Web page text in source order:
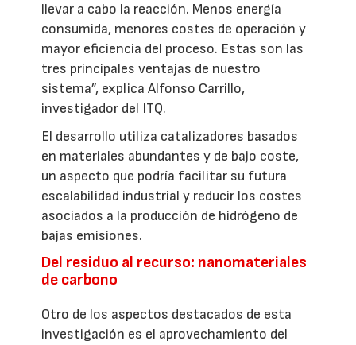
llevar a cabo la reacción. Menos energía
consumida, menores costes de operación y
mayor eficiencia del proceso. Estas son las
tres principales ventajas de nuestro
sistema”, explica Alfonso Carrillo,
investigador del ITQ.
El desarrollo utiliza catalizadores basados
en materiales abundantes y de bajo coste,
un aspecto que podría facilitar su futura
escalabilidad industrial y reducir los costes
asociados a la producción de hidrógeno de
bajas emisiones.
Del residuo al recurso: nanomateriales
de carbono
Otro de los aspectos destacados de esta
investigación es el aprovechamiento del